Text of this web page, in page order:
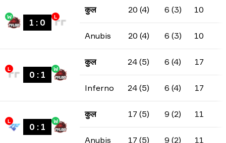
W
1 : 0
L
कुल 20 (4) 6 (3) 10
Anubis 20 (4) 6 (3) 10
L
0 : 1
W
कुल 24 (5) 6 (4) 17
Inferno 24 (5) 6 (4) 17
L
0 : 1
W
कुल 17 (5) 9 (2) 11
Anubis 17 (5) 9 (2) 11